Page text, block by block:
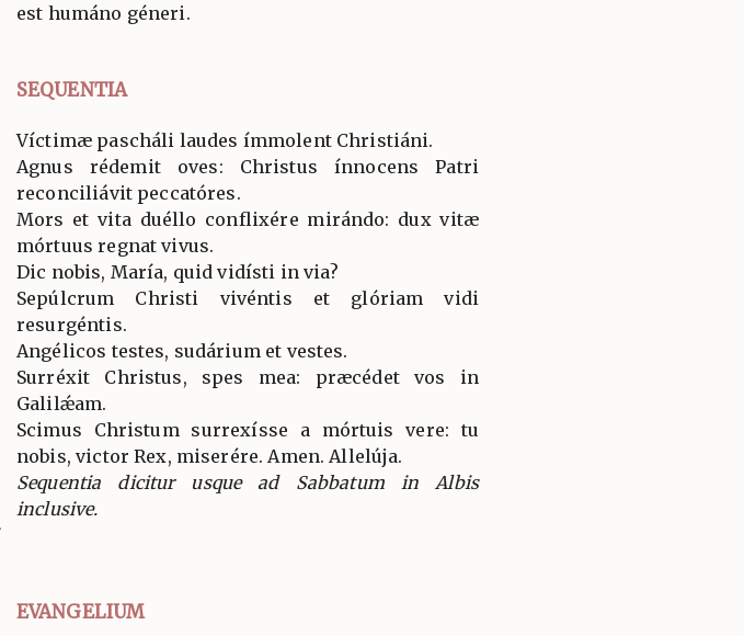
est humáno géneri.
SEQUENTIA
Víctimæ pascháli laudes ímmolent Christiáni.
Agnus rédemit oves: Christus ínnocens Patri
reconciliávit peccatóres.
Mors et vita duéllo conflixére mirándo: dux vitæ
mórtuus regnat vivus.
Dic nobis, María, quid vidísti in via?
Sepúlcrum Christi vivéntis et glóriam vidi
resurgéntis.
Angélicos testes, sudárium et vestes.
Surréxit Christus, spes mea: præcédet vos in
Galilǽam.
Scimus Christum surrexísse a mórtuis vere: tu
nobis, victor Rex, miserére. Amen. Allelúja.
Sequentia dicitur usque ad Sabbatum in Albis
inclusive.
EVANGELIUM